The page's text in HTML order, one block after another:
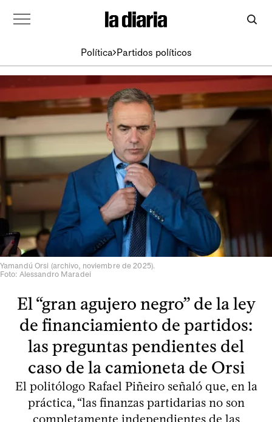
Política Partidos políticos
Yamandú Orsi (archivo, noviembre de 2025).
Foto: Alessandro Maradei
El “gran agujero negro” de la ley
de financiamiento de partidos:
las preguntas pendientes del
caso de la camioneta de Orsi
El politólogo Rafael Piñeiro señaló que, en la
práctica, “las finanzas partidarias no son
completamente independientes de las